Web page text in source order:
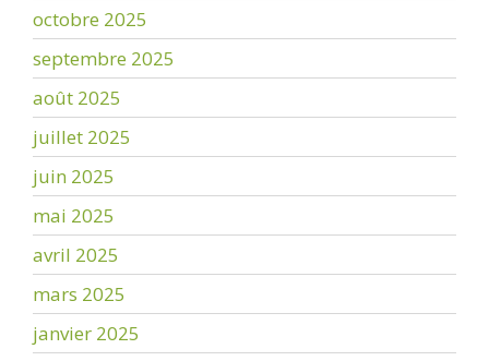
octobre 2025
septembre 2025
août 2025
juillet 2025
juin 2025
mai 2025
avril 2025
mars 2025
janvier 2025